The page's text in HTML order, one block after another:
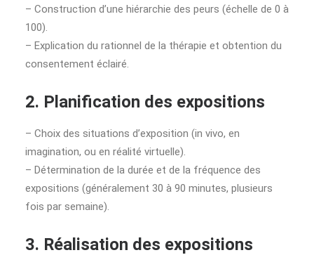
– Construction d’une hiérarchie des peurs (échelle de 0 à
100).
– Explication du rationnel de la thérapie et obtention du
consentement éclairé.
2. Planification des expositions
– Choix des situations d’exposition (in vivo, en
imagination, ou en réalité virtuelle).
– Détermination de la durée et de la fréquence des
expositions (généralement 30 à 90 minutes, plusieurs
fois par semaine).
3. Réalisation des expositions